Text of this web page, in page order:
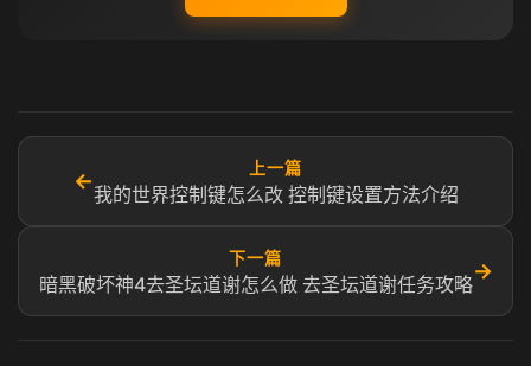
←
上一篇
我的世界控制键怎么改 控制键设置方法介绍
下一篇
暗黑破坏神4去圣坛道谢怎么做 去圣坛道谢任务攻略
→